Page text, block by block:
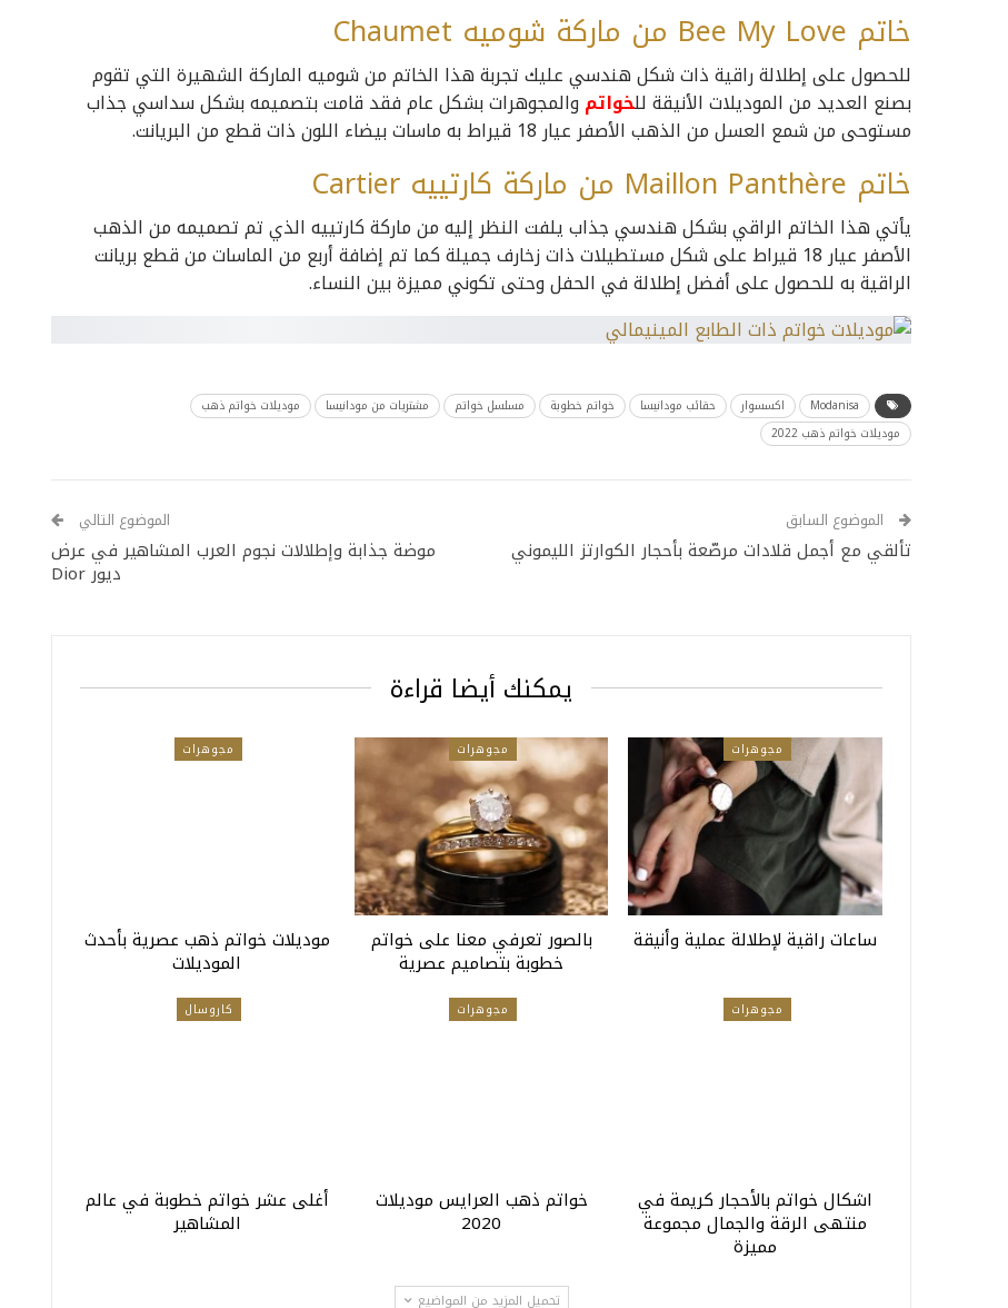
خاتم Bee My Love من ماركة شوميه Chaumet
للحصول على إطلالة راقية ذات شكل هندسي عليك تجربة هذا الخاتم من شوميه الماركة الشهيرة التي تقوم
بصنع العديد من الموديلات الأنيقة للخواتم والمجوهرات بشكل عام فقد قامت بتصميمه بشكل سداسي جذاب
مستوحى من شمع العسل من الذهب الأصفر عيار 18 قيراط به ماسات بيضاء اللون ذات قطع من البريانت.
خاتم Maillon Panthère من ماركة كارتييه Cartier
يأتي هذا الخاتم الراقي بشكل هندسي جذاب يلفت النظر إليه من ماركة كارتييه الذي تم تصميمه من الذهب
الأصفر عيار 18 قيراط على شكل مستطيلات ذات زخارف جميلة كما تم إضافة أربع من الماسات من قطع بريانت
الراقية به للحصول على أفضل إطلالة في الحفل وحتى تكوني مميزة بين النساء.
Modanisa اكسسوار حقائب مودانيسا خواتم خطوبة مسلسل خواتم مشتريات من مودانيسا
موديلات خواتم ذهب
موديلات خواتم ذهب 2022
الموضوع السابق
تألقي مع أجمل قلادات مرصّعة بأحجار الكوارتز الليموني
الموضوع التالي
موضة جذابة وإطلالات نجوم العرب المشاهير في عرض
ديور Dior
يمكنك أيضا قراءة
مجوهرات
ساعات راقية لإطلالة عملية وأنيقة
مجوهرات
بالصور تعرفي معنا على خواتم
خطوبة بتصاميم عصرية
مجوهرات
موديلات خواتم ذهب عصرية بأحدث
الموديلات
مجوهرات
اشكال خواتم بالأحجار كريمة في
منتهى الرقة والجمال مجموعة
مميزة
مجوهرات
خواتم ذهب العرايس موديلات
2020
كاروسال
أغلى عشر خواتم خطوبة في عالم
المشاهير
تحميل المزيد من المواضيع